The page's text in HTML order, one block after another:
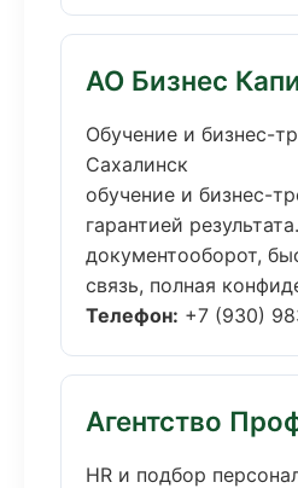
АО Бизнес
Обучение и бизнес-
Сахалинск
обучение и бизнес-
гарантией
документооборот,
связь, полная
Телефон: +7 (930)
Агентство
HR и подбор